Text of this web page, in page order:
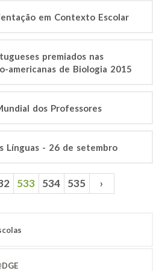
em Contexto Escolar
premiados nas
americanas de Biologia 2015
dos Professores
Línguas - 26 de setembro
533 534 535 ›